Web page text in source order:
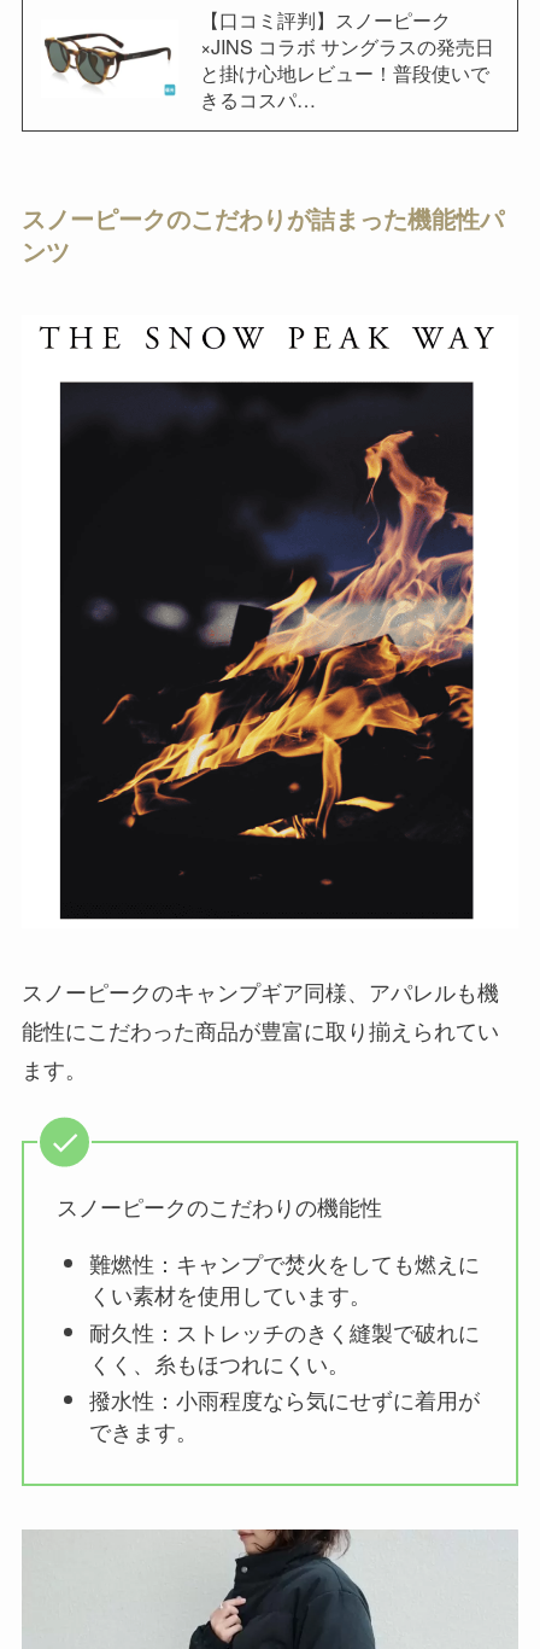
【口コミ評判】スノーピーク
×JINS コラボ サングラスの発売日
と掛け心地レビュー！普段使いで
きるコスパ…
スノーピークのこだわりが詰まった機能性パ
ンツ
スノーピークのキャンプギア同様、アパレルも機
能性にこだわった商品が豊富に取り揃えられてい
ます。
スノーピークのこだわりの機能性
難燃性：キャンプで焚火をしても燃えに
くい素材を使用しています。
耐久性：ストレッチのきく縫製で破れに
くく、糸もほつれにくい。
撥水性：小雨程度なら気にせずに着用が
できます。